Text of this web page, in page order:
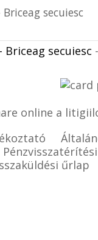
secuiesc
Briceag secuiesc
űrlap